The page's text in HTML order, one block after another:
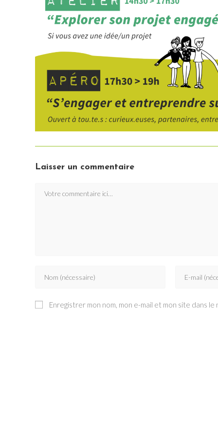
Laisser un commentaire
or
address
Enregistrer mon nom, mon e-mail et mon site dans